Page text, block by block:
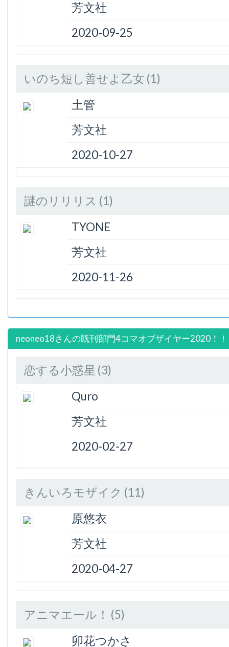
芳文社
2020-09-25
いのち短し善せよ乙女 (1)
土管
芳文社
2020-10-27
謎のリリリス (1)
TYONE
芳文社
2020-11-26
neoneo18さんの既刊部門4コマオブザイヤー2020！！
恋する小惑星 (3)
Quro
芳文社
2020-02-27
きんいろモザイク (11)
原悠衣
芳文社
2020-04-27
アニマエール！ (5)
卯花つかさ